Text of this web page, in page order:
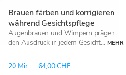
Brauen färben und korrigieren
während Gesichtspflege
Augenbrauen und Wimpern prägen
den Ausdruck in jedem Gesicht... MEHR
20 Min. 64,00 CHF